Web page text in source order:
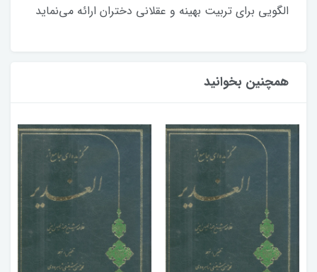
الگویی برای تربیت بهینه و عقلانی دختران ارائه می‌نماید
همچنین بخوانید